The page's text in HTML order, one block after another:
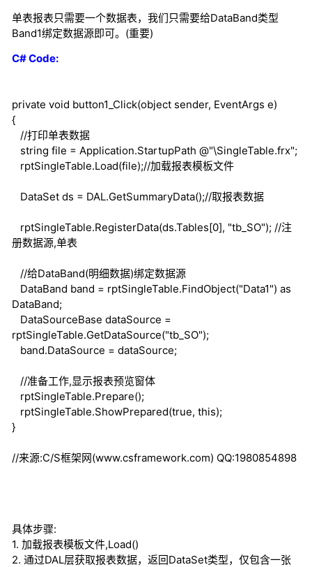
单表报表只需要一个数据表，我们只需要给DataBand类型
Band1绑定数据源即可。(重要)
C# Code:
private void button1_Click(object sender, EventArgs e)
{
//打印单表数据
string file = Application.StartupPath @"\SingleTable.frx";
rptSingleTable.Load(file);//加载报表模板文件
DataSet ds = DAL.GetSummaryData();//取报表数据
rptSingleTable.RegisterData(ds.Tables[0], "tb_SO"); //注
册数据源,单表
//给DataBand(明细数据)绑定数据源
DataBand band = rptSingleTable.FindObject("Data1") as
DataBand;
DataSourceBase dataSource =
rptSingleTable.GetDataSource("tb_SO");
band.DataSource = dataSource;
//准备工作,显示报表预览窗体
rptSingleTable.Prepare();
rptSingleTable.ShowPrepared(true, this);
}
//来源:C/S框架网(www.csframework.com) QQ:1980854898
具体步骤:
1. 加载报表模板文件,Load()
2. 通过DAL层获取报表数据，返回DataSet类型，仅包含一张